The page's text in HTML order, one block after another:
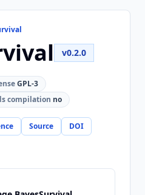
v0.2.0
GPL-3
compilation no
Source
DOI